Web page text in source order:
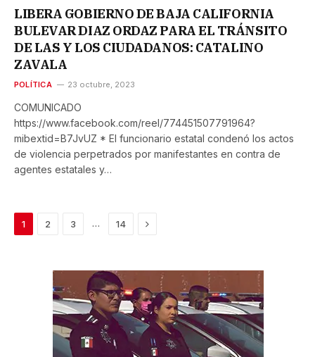
LIBERA GOBIERNO DE BAJA CALIFORNIA
BULEVAR DIAZ ORDAZ PARA EL TRÁNSITO
DE LAS Y LOS CIUDADANOS: CATALINO
ZAVALA
POLÍTICA 23 octubre, 2023
COMUNICADO
https://www.facebook.com/reel/774451507791964?
mibextid=B7JvUZ * El funcionario estatal condenó los actos
de violencia perpetrados por manifestantes en contra de
agentes estatales y…
1 2 3 … 14 Next